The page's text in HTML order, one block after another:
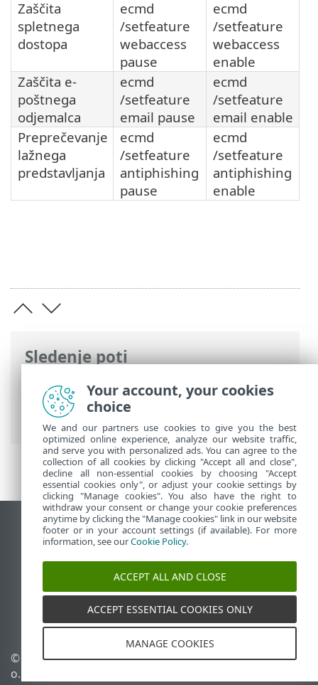
Sledenje poti
Spletna pomoč družbe ESET>ESET
Endpoint Antivirus
Napredne nastavitve
Uporabniški vmesnik > ESET CMD
Zaščita
spletnega
dostopa
ecmd
/setfeature
webaccess
pause
ecmd
/setfeature
webaccess
enable
Zaščita e-
poštnega
odjemalca
ecmd
/setfeature
email pause
ecmd
/setfeature
email enable
Preprečevanje
lažnega
predstavljanja
ecmd
/setfeature
antiphishing
pause
ecmd
/setfeature
antiphishing
enable
Prikaz mesta na namizju
End of Life
Zbirka znanja družbe ESET
Forum družbe ESET
ESET Status Portal
Podpora v regiji
© 1992 - 2026 ESET, spol. s r.
o. – Vse pravice pridržane.
Upravljanje piškotkov
Your account, your cookies
choice
We and our partners use cookies to give you the best
optimized online experience, analyze our website traffic,
and serve you with personalized ads. You can agree to the
collection of all cookies by clicking "Accept all and close",
decline all non-essential cookies by choosing "Accept
essential cookies only", or adjust your cookie settings by
clicking "Manage cookies". You also have the right to
withdraw your consent or change your cookie preferences
anytime by clicking the "Manage cookies" link in our website
footer or in your account settings (if available). For more
information, see ourCookie Policy.
ACCEPT ALL AND CLOSE
ACCEPT ESSENTIAL COOKIES ONLY
MANAGE COOKIES